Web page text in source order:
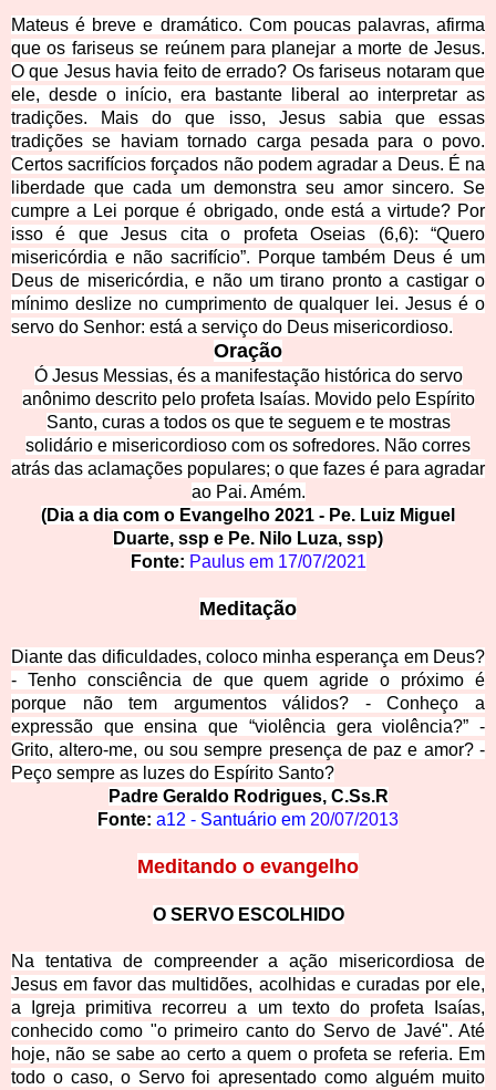
Mateus é breve e dramático. Com poucas palavras, afirma
que os fariseus se reúnem para planejar a morte de Jesus.
O que Jesus havia feito de errado? Os fariseus notaram que
ele, desde o início, era bastante liberal ao interpretar as
tradições. Mais do que isso, Jesus sabia que essas
tradições se haviam tornado carga pesada para o povo.
Certos sacrifícios forçados não podem agradar a Deus. É na
liberdade que cada um demonstra seu amor sincero. Se
cumpre a Lei porque é obrigado, onde está a virtude? Por
isso é que Jesus cita o profeta Oseias (6,6): “Quero
misericórdia e não sacrifício”. Porque também Deus é um
Deus de misericórdia, e não um tirano pronto a castigar o
mínimo deslize no cumprimento de qualquer lei. Jesus é o
servo do Senhor: está a serviço do Deus misericordioso.
Oração
Ó Jesus Messias, és a manifestação histórica do servo
anônimo descrito pelo profeta Isaías. Movido pelo Espírito
Santo, curas a todos os que te seguem e te mostras
solidário e misericordioso com os sofredores. Não corres
atrás das aclamações populares; o que fazes é para agradar
ao Pai. Amém.
(Dia a dia com o Evangelho 2021 - Pe. Luiz Miguel
Duarte, ssp e Pe. Nilo Luza, ssp)
Fonte: Paulus em 17/07/2021
Meditação
Diante das dificuldades, coloco minha esperança em Deus?
- Tenho consciência de que quem agride o próximo é
porque não tem argumentos válidos? - Conheço a
expressão que ensina que “violência gera violência?” -
Grito, altero-me, ou sou sempre presença de paz e amor? -
Peço sempre as luzes do Espírito Santo?
Padre Geraldo Rodrigues, C.Ss.R
Fonte: a12 - Santuário em 20/07/2013
Meditando o evangelho
O SERVO ESCOLHIDO
Na tentativa de compreender a ação misericordiosa de
Jesus em favor das multidões, acolhidas e curadas por ele,
a Igreja primitiva recorreu a um texto do profeta Isaías,
conhecido como "o primeiro canto do Servo de Javé". Até
hoje, não se sabe ao certo a quem o profeta se referia. Em
todo o caso, o Servo foi apresentado como alguém muito